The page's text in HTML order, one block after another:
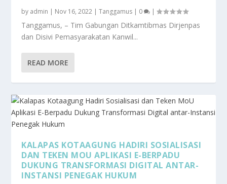
by admin | Nov 16, 2022 |Tanggamus | 0 |
Tanggamus, – Tim Gabungan Ditkamtibmas Dirjenpas
dan Disivi Pemasyarakatan Kanwil...
READ MORE
KALAPAS KOTAAGUNG HADIRI SOSIALISASI
DAN TEKEN MOU APLIKASI E-BERPADU
DUKUNG TRANSFORMASI DIGITAL ANTAR-
INSTANSI PENEGAK HUKUM